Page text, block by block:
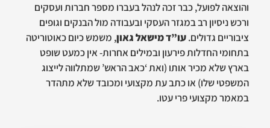
והוצאה לפועל, כבר זכה לנהל בעברו מספר חברות ועסקים
ורכש ניסיון רב במגזר העסקי ובעבודה מול הבנקים וגופים
ציבוריים גדולים.עו”ד מישאל גאון, משמש כיום כאוטוריטה
בתחומי החדלות פירעון ובמילים אחרות- אין כמעט שופט
בארץ שלא מכיר אותו (ואת ‘כאב הראש’ שמתלווה לייצוג
המשפטי שלו) או כתב עת מקצועי ומכובד שלא מתהדר
במאמר מקצועי פרי עטו.